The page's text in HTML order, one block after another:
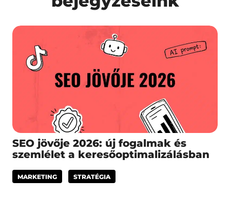
SEO jövője 2026: új fogalmak és
szemlélet a keresőoptimalizálásban
MARKETING STRATÉGIA